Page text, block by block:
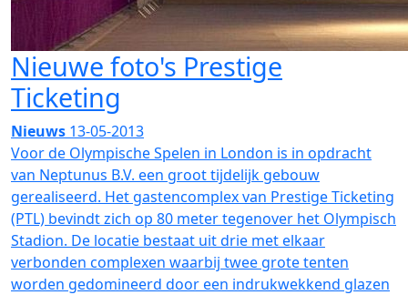
Nieuwe foto's Prestige
Ticketing
Nieuws 13-05-2013
Voor de Olympische Spelen in London is in opdracht
van Neptunus B.V. een groot tijdelijk gebouw
gerealiseerd. Het gastencomplex van Prestige Ticketing
(PTL) bevindt zich op 80 meter tegenover het Olympisch
Stadion. De locatie bestaat uit drie met elkaar
verbonden complexen waarbij twee grote tenten
worden gedomineerd door een indrukwekkend glazen